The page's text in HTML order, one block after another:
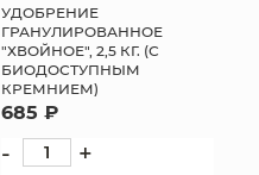
УДОБРЕНИЕ
ГРАНУЛИРОВАННОЕ
"ХВОЙНОЕ", 2,5 КГ. (С
БИОДОСТУПНЫМ
КРЕМНИЕМ)
685 ₽
- +